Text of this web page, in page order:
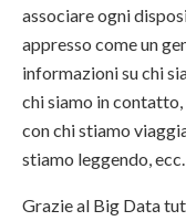
associare ogni
appresso come un
informazioni su chi
chi siamo in
con chi stiamo
stiamo leggendo,
Grazie al Big Data